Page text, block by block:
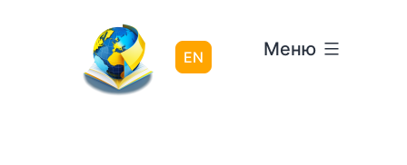
EN Меню